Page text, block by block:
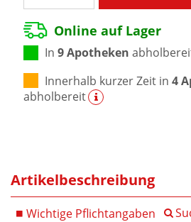
Online auf Lager
In9 Apotheken
Innerhalb kurzer Zeit in4
abholbereit
Artikelbeschreibung
Wichtige Pflichtangaben